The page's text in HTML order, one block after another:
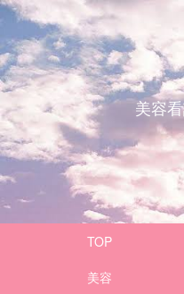
美容
TOP
美容